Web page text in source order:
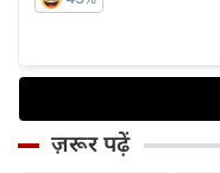
ज़रूर पढ़ें